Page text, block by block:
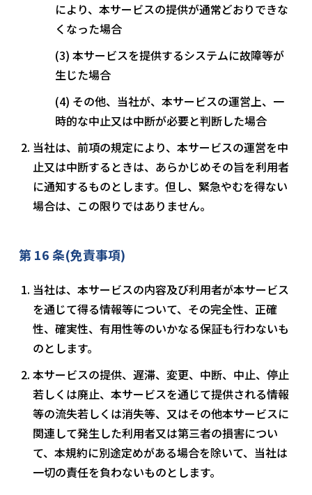
により、本サービスの提供が通常どおりできな
くなった場合
本サービスを提供するシステムに故障等が
生じた場合
その他、当社が、本サービスの運営上、一
時的な中止又は中断が必要と判断した場合
当社は、前項の規定により、本サービスの運営を中
止又は中断するときは、あらかじめその旨を利用者
に通知するものとします。但し、緊急やむを得ない
場合は、この限りではありません。
第 16 条(免責事項)
当社は、本サービスの内容及び利用者が本サービス
を通じて得る情報等について、その完全性、正確
性、確実性、有用性等のいかなる保証も行わないも
のとします。
本サービスの提供、遅滞、変更、中断、中止、停止
若しくは廃止、本サービスを通じて提供される情報
等の流失若しくは消失等、又はその他本サービスに
関連して発生した利用者又は第三者の損害につい
て、本規約に別途定めがある場合を除いて、当社は
一切の責任を負わないものとします。